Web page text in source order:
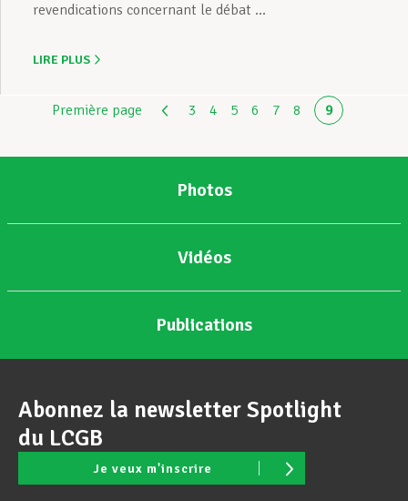
revendications concernant le débat ...
LIRE PLUS
Première page 3 4 5 6 7 8 9
Photos
Vidéos
Publications
Abonnez la newsletter Spotlight
du LCGB
Je veux m'inscrire